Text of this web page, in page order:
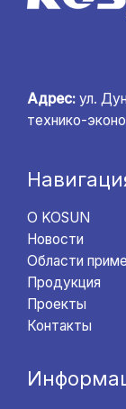
Адрес: ул.
технико-
О KOSUN
Новости
Области
Продукция
Проекты
Контакты